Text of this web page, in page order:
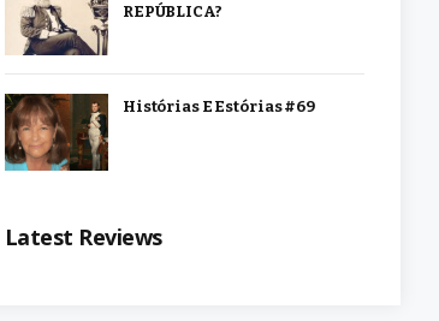
REPÚBLICA?
Histórias E Estórias #69
Latest Reviews